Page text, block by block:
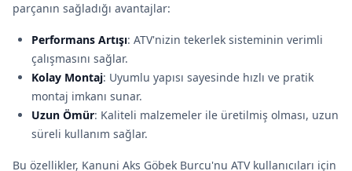
parçanın sağladığı avantajlar:
Performans Artışı: ATV'nizin tekerlek sisteminin verimli
çalışmasını sağlar.
Kolay Montaj: Uyumlu yapısı sayesinde hızlı ve pratik
montaj imkanı sunar.
Uzun Ömür: Kaliteli malzemeler ile üretilmiş olması, uzun
süreli kullanım sağlar.
Bu özellikler, Kanuni Aks Göbek Burcu'nu ATV kullanıcıları için